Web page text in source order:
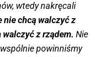
wtedy nakręcali
nie chcą walczyć z
walczyć z rządem. Nie
powinniśmy